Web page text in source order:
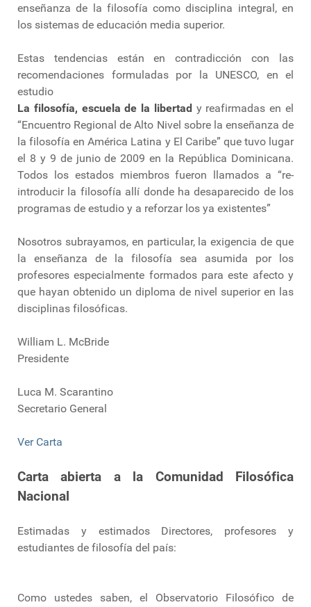
enseñanza de la filosofía como disciplina integral, en
los sistemas de educación media superior.
Estas tendencias están en contradicción con las
recomendaciones formuladas por la UNESCO, en el
estudio
La filosofía, escuela de la libertady reafirmadas en el
“Encuentro Regional de Alto Nivel sobre la enseñanza de
la filosofía en América Latina y El Caribe” que tuvo lugar
el 8 y 9 de junio de 2009 en la República Dominicana.
Todos los estados miembros fueron llamados a “re-
introducir la filosofía allí donde ha desaparecido de los
programas de estudio y a reforzar los ya existentes”
Nosotros subrayamos, en particular, la exigencia de que
la enseñanza de la filosofía sea asumida por los
profesores especialmente formados para este afecto y
que hayan obtenido un diploma de nivel superior en las
disciplinas filosóficas.
William L. McBride
Presidente
Luca M. Scarantino
Secretario General
Ver Carta
Carta abierta a la Comunidad Filosófica
Nacional
Estimadas y estimados Directores, profesores y
estudiantes de filosofía del país:
Como ustedes saben, el Observatorio Filosófico de